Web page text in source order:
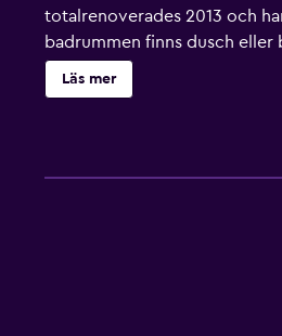
totalrenoverades 2013 och
badrummen finns dusch
en minibar med snacks och
Schmallenbergs centrum
Läs mer